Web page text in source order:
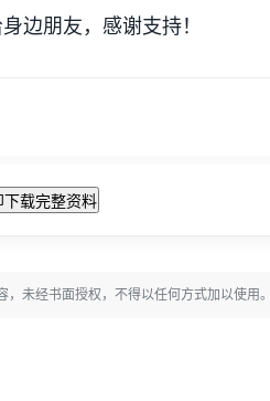
边朋友，感谢支持！
下载完整资料
未经书面授权，不得以任何方式加以使用。